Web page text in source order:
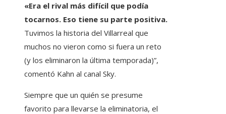
«Era el rival más difícil que podía
tocarnos. Eso tiene su parte positiva.
Tuvimos la historia del Villarreal que
muchos no vieron como si fuera un reto
(y los eliminaron la última temporada)”,
comentó Kahn al canal Sky.
Siempre que un quién se presume
favorito para llevarse la eliminatoria, el